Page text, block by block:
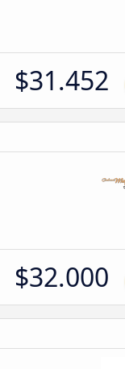
$31.452
$32.000